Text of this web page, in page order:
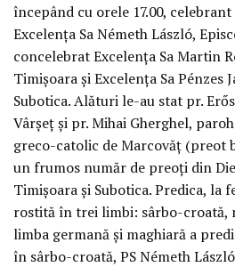
începând cu orele 17.00,
Excelenţa Sa Németh László,
concelebrat Excelenţa Sa Martin
Timişoara şi Excelenţa Sa Pénzes
Subotica. Alături le-au stat pr.
Vârşeţ şi pr. Mihai Gherghel,
greco-catolic de Marcovăţ (preot
un frumos număr de preoţi din
Timişoara şi Subotica. Predica, la
rostită în trei limbi: sârbo-croată,
limba germană şi maghiară a
în sârbo-croată, PS Németh